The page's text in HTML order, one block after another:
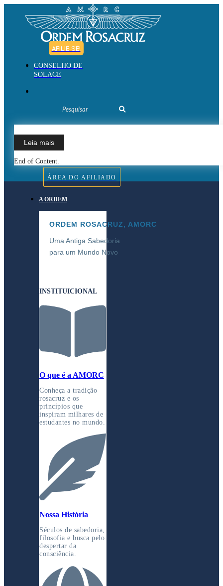
AFILIE-SE!
CONSELHO DE
SOLACE
Leia mais
End of Content.
ÁREA DO AFILIADO
A ORDEM
ORDEM ROSACRUZ, AMORC
Uma Antiga Sabedoria
para um Mundo Novo
INSTITUICIONAL
O que é a AMORC
Conheça a tradição
rosacruz e os
princípios que
inspiram milhares de
estudantes no mundo.
Nossa História
Séculos de sabedoria,
filosofia e busca pelo
despertar da
consciência.